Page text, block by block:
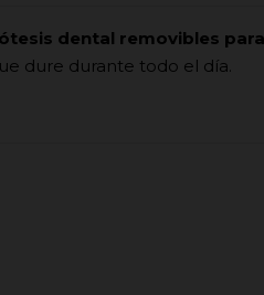
dental removibles
dure durante todo el día.